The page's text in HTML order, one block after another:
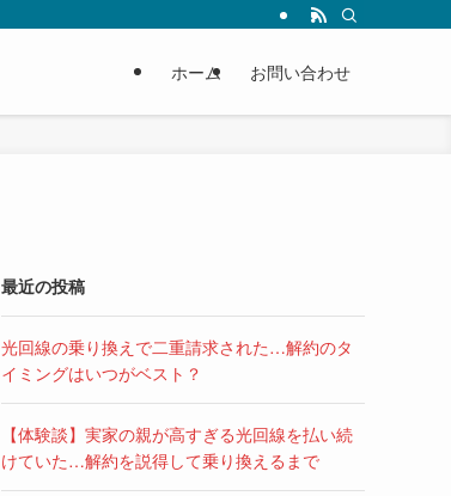
ホーム お問い合わせ
最近の投稿
光回線の乗り換えで二重請求された…解約のタ
イミングはいつがベスト？
【体験談】実家の親が高すぎる光回線を払い続
けていた…解約を説得して乗り換えるまで